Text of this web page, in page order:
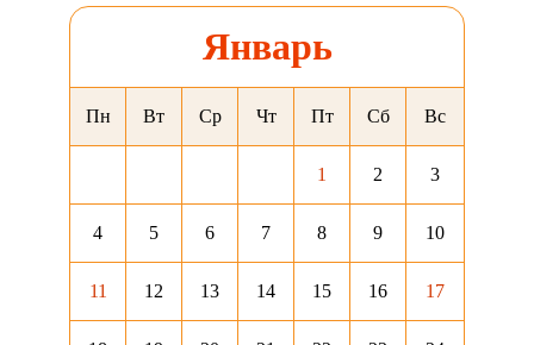
Январь
Пн Вт Ср Чт Пт Сб Вс
1 2 3
4 5 6 7 8 9 10
11 12 13 14 15 16 17